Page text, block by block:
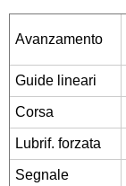
Avanzamento
Guide lineari
Corsa
Lubrif. forzata
Segnale